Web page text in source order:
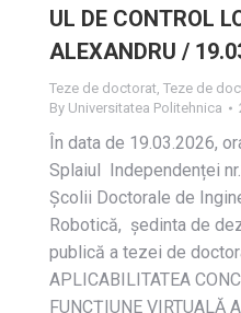
UL DE CONTROL
ALEXANDRU /
Teze de doctorat, Teze de
By Universitatea Politehnica
În data de 19.03.2026,
Splaiul Independenței
Școlii Doctorale de
Robotică, ședinta de
publică a tezei de
APLICABILITATEA
FUNCȚIUNE VIRTUALĂ